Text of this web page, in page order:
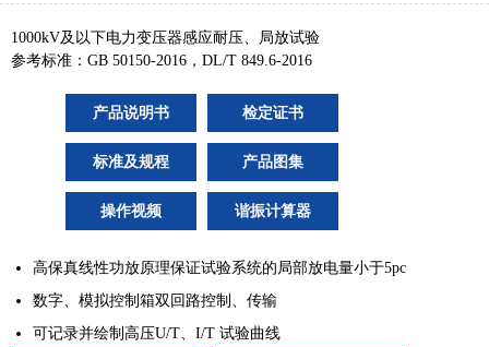
1000kV及以下电力变压器感应耐压、局放试验
参考标准：GB 50150-2016，DL/T 849.6-2016
产品说明书 检定证书
标准及规程 产品图集
操作视频 谐振计算器
高保真线性功放原理保证试验系统的局部放电量小于5pc
数字、模拟控制箱双回路控制、传输
可记录并绘制高压U/T、I/T 试验曲线